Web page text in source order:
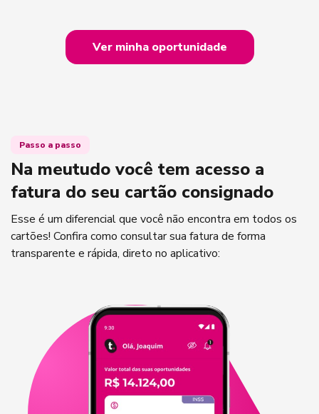
Ver minha oportunidade
Passo a passo
Na meutudo você tem acesso a
fatura do seu cartão consignado
Esse é um diferencial que você não encontra em todos os
cartões! Confira como consultar sua fatura de forma
transparente e rápida, direto no aplicativo: